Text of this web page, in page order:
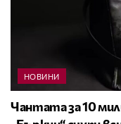
НОВИНИ
Чантата за 10